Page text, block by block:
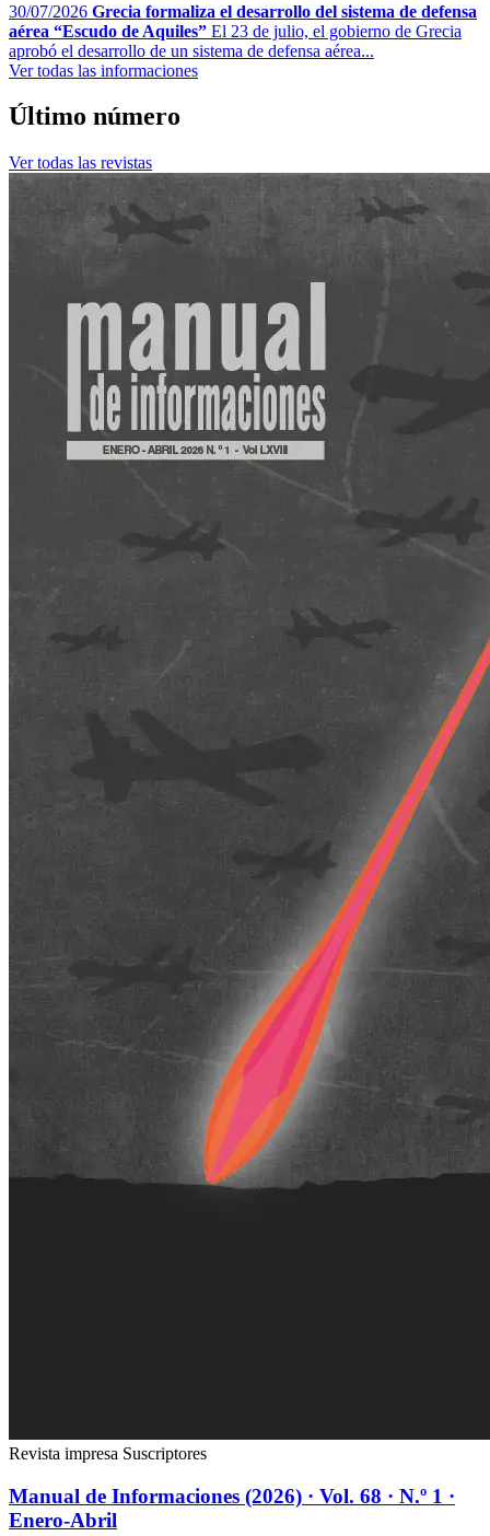
30/07/2026 Grecia formaliza el desarrollo del sistema de defensa
aérea “Escudo de Aquiles” El 23 de julio, el gobierno de Grecia
aprobó el desarrollo de un sistema de defensa aérea...
Ver todas las informaciones
Último número
Ver todas las revistas
Revista impresa Suscriptores
Manual de Informaciones (2026) · Vol. 68 · N.º 1 ·
Enero-Abril